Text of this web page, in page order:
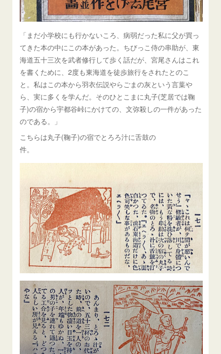
「まだ小学校にも行かないころ、病弱だった私に父が買っ
てきた本の中にこの本があった。ちびっこ侍の串助が、東
海道五十三次を武者修行して歩く話だが、宮尾さんはこれ
を書くために、2度も東海道を徒歩旅行をされたとのこ
と。私はこの本から羽衣伝説やらごまの灰という言葉や
ら、実に多くを学んだ。そのひとこまに丸子(芝居では鞠
子)の宿から宇都谷峠にかけての、文弥殺しの一件があった
のである。」
こちらは丸子(鞠子)の宿でとろろ汁に舌鼓の
件。